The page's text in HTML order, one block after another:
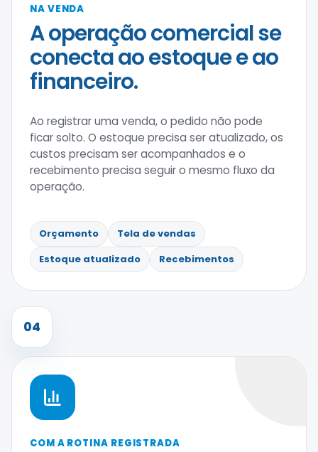
NA VENDA
A operação comercial se
conecta ao estoque e ao
financeiro.
Ao registrar uma venda, o pedido não pode
ficar solto. O estoque precisa ser atualizado, os
custos precisam ser acompanhados e o
recebimento precisa seguir o mesmo fluxo da
operação.
Orçamento
Tela de vendas
Estoque atualizado
Recebimentos
04
COM A ROTINA REGISTRADA